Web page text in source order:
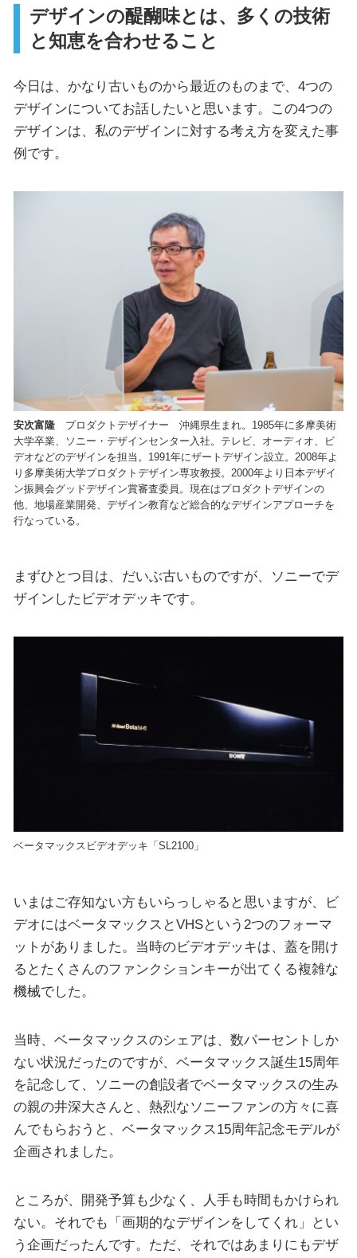
デザインの醍醐味とは、多くの技術
と知恵を合わせること
今日は、かなり古いものから最近のものまで、4つの
デザインについてお話したいと思います。この4つの
デザインは、私のデザインに対する考え方を変えた事
例です。
安次富隆プロダクトデザイナー 沖縄県生まれ。1985年に多摩美術
大学卒業、ソニー・デザインセンター入社。テレビ、オーディオ、ビ
デオなどのデザインを担当。1991年にザートデザイン設立。2008年よ
り多摩美術大学プロダクトデザイン専攻教授。2000年より日本デザイ
ン振興会グッドデザイン賞審査委員。現在はプロダクトデザインの
他、地場産業開発、デザイン教育など総合的なデザインアプローチを
行なっている。
まずひとつ目は、だいぶ古いものですが、ソニーでデ
ザインしたビデオデッキです。
ベータマックスビデオデッキ「SL2100」
いまはご存知ない方もいらっしゃると思いますが、ビ
デオにはベータマックスとVHSという2つのフォーマ
ットがありました。当時のビデオデッキは、蓋を開け
るとたくさんのファンクションキーが出てくる複雑な
機械でした。
当時、ベータマックスのシェアは、数パーセントしか
ない状況だったのですが、ベータマックス誕生15周年
を記念して、ソニーの創設者でベータマックスの生み
の親の井深大さんと、熱烈なソニーファンの方々に喜
んでもらおうと、ベータマックス15周年記念モデルが
企画されました。
ところが、開発予算も少なく、人手も時間もかけられ
ない。それでも「画期的なデザインをしてくれ」とい
う企画だったんです。ただ、それではあまりにもデザ